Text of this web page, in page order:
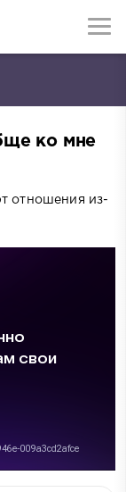
ко мне
отношения из-